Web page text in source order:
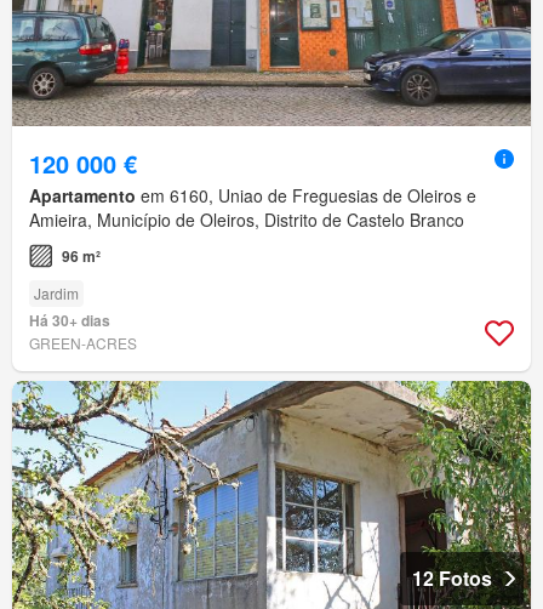
120 000 €
Apartamento em 6160, Uniao de Freguesias de Oleiros e
Amieira, Município de Oleiros, Distrito de Castelo Branco
96 m²
Jardim
Há 30+ dias
GREEN-ACRES
12 Fotos